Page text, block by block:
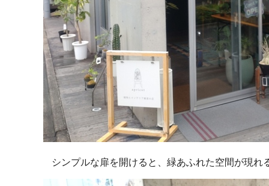
シンプルな扉を開けると、緑あふれた空間が現れ